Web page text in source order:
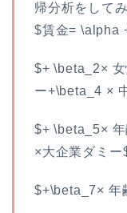
帰分析をして
$賃金= \alpha
$+ \beta_2×
ー+\beta_4 ×
$+ \beta_5×
×大企業ダミー
$+\beta_7× 年